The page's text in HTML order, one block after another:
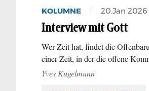
KOLUMNE 20.Jan 2026
Interview mit Gott
Wer Zeit hat, findet die
einer Zeit, in der die offene
Yves Kugelmann